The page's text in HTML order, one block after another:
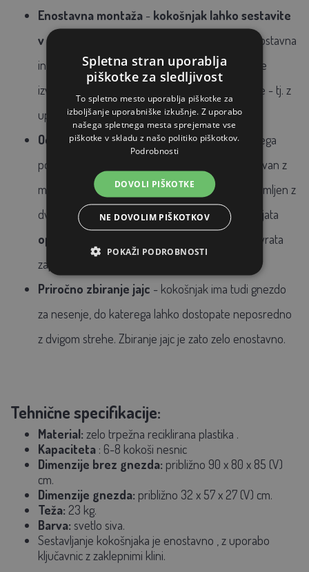
Enostavna montaža - kokošnjak lahko sestavite
v nekaj minutah
- celotna montaža je zelo enostavna
in jo je mogoče izvestibrez orodja. Montaža se
izvede s pomočjo oblikovno usklajene povezave - tj. z
uporabo ključavnic in zaklepnih klinov.
Odlično prezračevanje- svež zrak je bistvenega
pomena za vaše kokoši. Happy Nest je bil zasnovan z
mislijo na zdravje kokoši, zato je kokošnjak opremljen z
dvema prezračevalnima odprtinama, ki zagotavljata
optimalen pretok zraka
- tudi ponoči, ko so vrata
zaprta.
Priročno zbiranje jajc - kokošnjak ima tudi gnezdo
za nesenje, do katerega lahko dostopate neposredno
z dvigom strehe. Zbiranje jajc je zato zelo enostavno.
Tehnične specifikacije:
Material: zelo trpežna reciklirana plastika .
Kapaciteta : 6-8 kokoši nesnic
Dimenzije brez gnezda: približno 90 x 80 x 85 (V)
cm.
Dimenzije gnezda: približno 32 x 57 x 27 (V) cm.
Teža: 23 kg.
Barva: svetlo siva.
Sestavljanje kokošnjaka je enostavno , z uporabo
ključavnic z zaklepnimi klini.
Spletna stran uporablja
piškotke za sledljivost
To spletno mesto uporablja piškotke za
izboljšanje uporabniške izkušnje. Z uporabo
našega spletnega mesta sprejemate vse
piškotke v skladu z našo politiko piškotkov.
Podrobnosti
DOVOLI PIŠKOTKE
NE DOVOLIM PIŠKOTKOV
POKAŽI PODROBNOSTI